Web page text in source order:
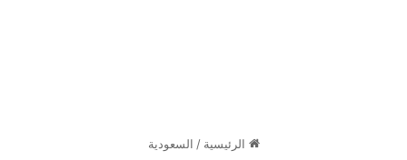
الرئيسية / السعودية